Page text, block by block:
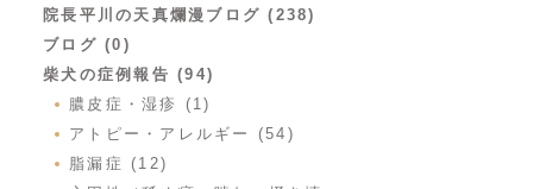
院長平川の天真爛漫ブログ (238)
ブログ (0)
柴犬の症例報告 (94)
膿皮症・湿疹 (1)
アトピー・アレルギー (54)
脂漏症 (12)